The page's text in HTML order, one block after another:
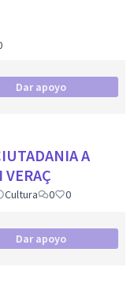
Dar apoyo
A
Cultura 0 0
Dar apoyo